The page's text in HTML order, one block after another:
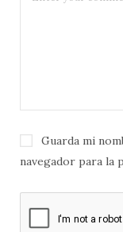
Guarda mi
navegador para la